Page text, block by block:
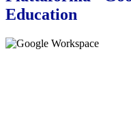
Education